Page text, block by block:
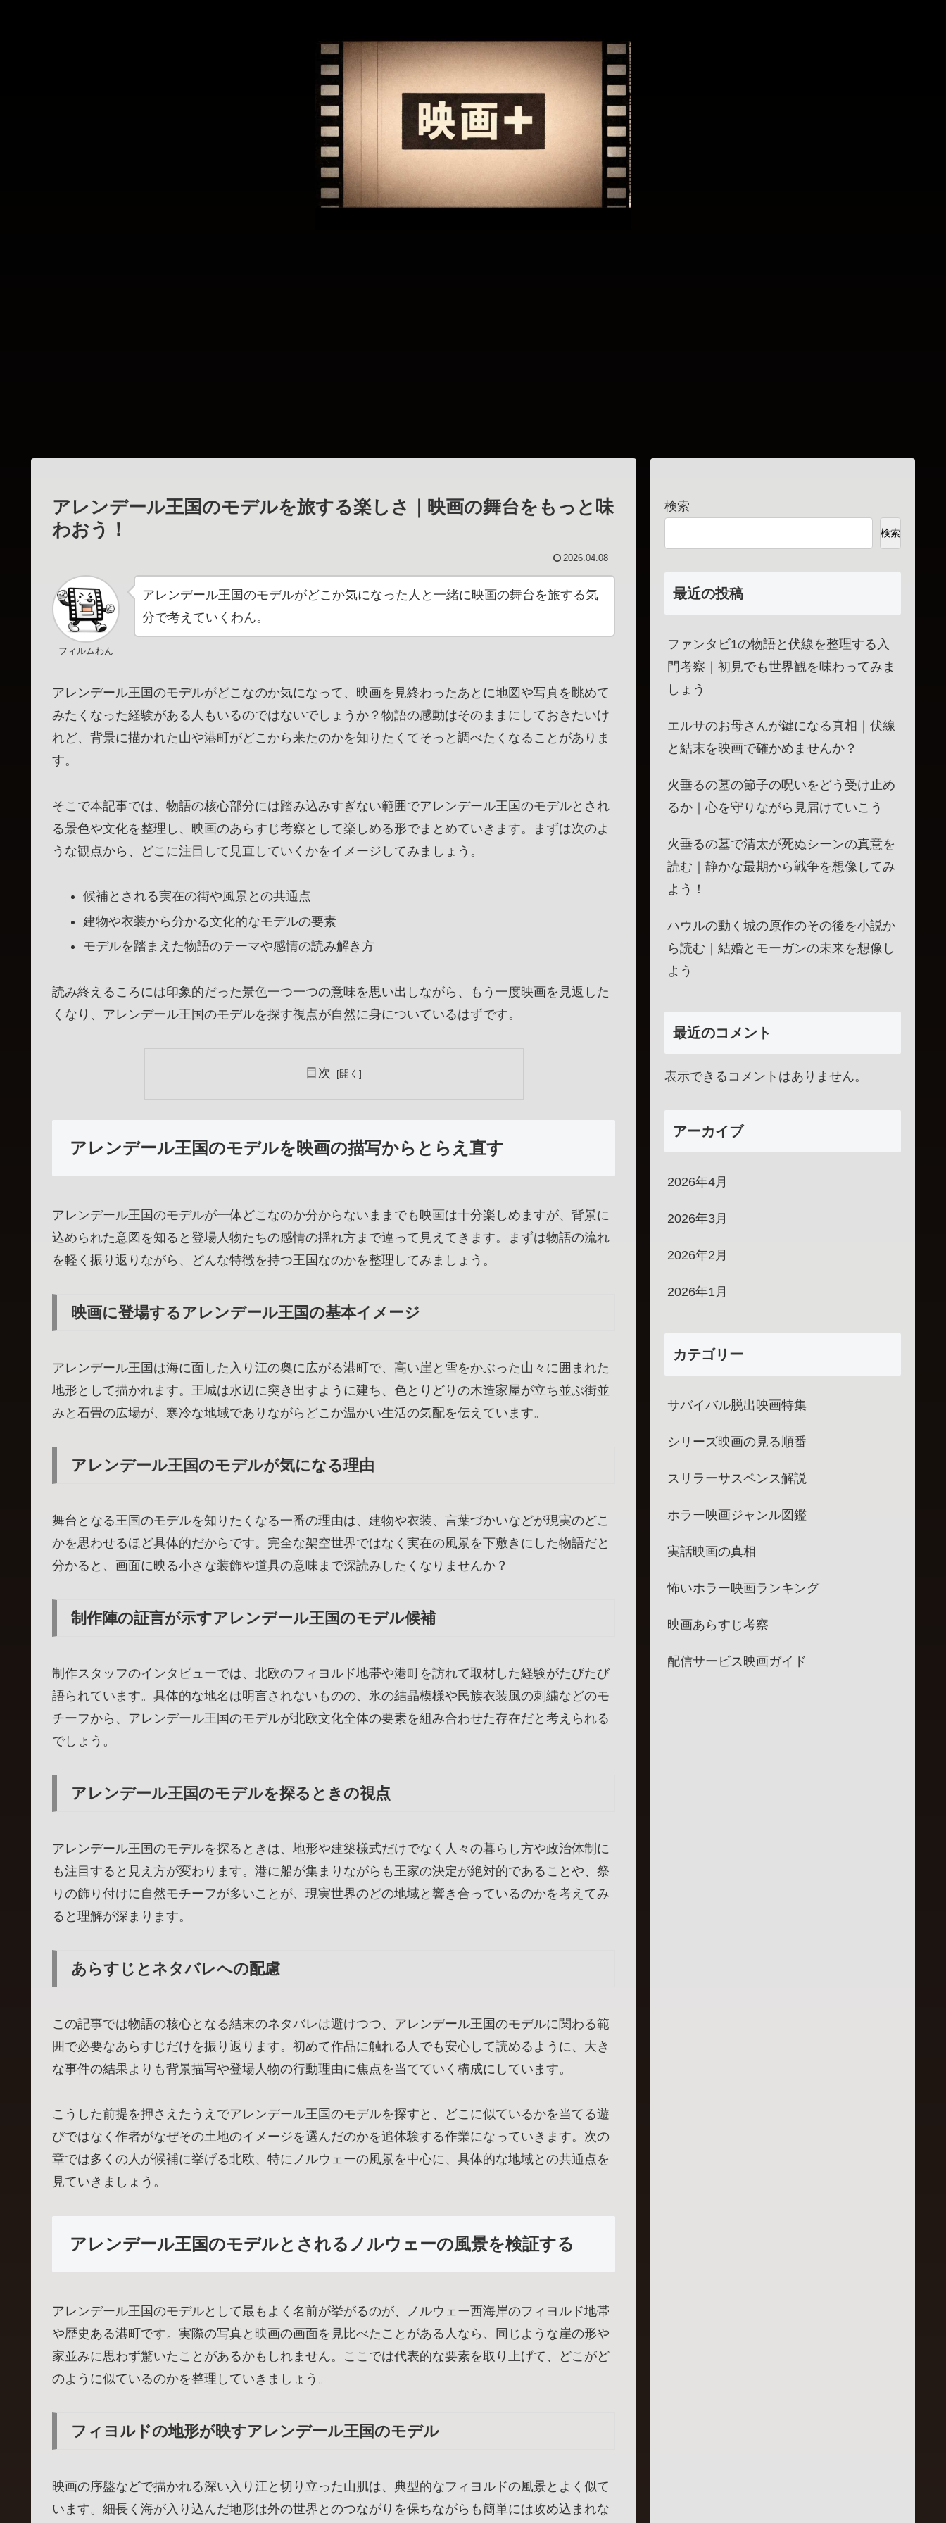
アレンデール王国のモデルを旅する楽しさ｜映画の舞台をもっと味
わおう！
2026.04.08
フィルムわん
アレンデール王国のモデルがどこか気になった人と一緒に映画の舞台を旅する気
分で考えていくわん。
アレンデール王国のモデルがどこなのか気になって、映画を見終わったあとに地図や写真を眺めて
みたくなった経験がある人もいるのではないでしょうか？物語の感動はそのままにしておきたいけ
れど、背景に描かれた山や港町がどこから来たのかを知りたくてそっと調べたくなることがありま
す。
そこで本記事では、物語の核心部分には踏み込みすぎない範囲でアレンデール王国のモデルとされ
る景色や文化を整理し、映画のあらすじ考察として楽しめる形でまとめていきます。まずは次のよ
うな観点から、どこに注目して見直していくかをイメージしてみましょう。
候補とされる実在の街や風景との共通点
建物や衣装から分かる文化的なモデルの要素
モデルを踏まえた物語のテーマや感情の読み解き方
読み終えるころには印象的だった景色一つ一つの意味を思い出しながら、もう一度映画を見返した
くなり、アレンデール王国のモデルを探す視点が自然に身についているはずです。
目次
アレンデール王国のモデルを映画の描写からとらえ直す
アレンデール王国のモデルが一体どこなのか分からないままでも映画は十分楽しめますが、背景に
込められた意図を知ると登場人物たちの感情の揺れ方まで違って見えてきます。まずは物語の流れ
を軽く振り返りながら、どんな特徴を持つ王国なのかを整理してみましょう。
映画に登場するアレンデール王国の基本イメージ
アレンデール王国は海に面した入り江の奥に広がる港町で、高い崖と雪をかぶった山々に囲まれた
地形として描かれます。王城は水辺に突き出すように建ち、色とりどりの木造家屋が立ち並ぶ街並
みと石畳の広場が、寒冷な地域でありながらどこか温かい生活の気配を伝えています。
アレンデール王国のモデルが気になる理由
舞台となる王国のモデルを知りたくなる一番の理由は、建物や衣装、言葉づかいなどが現実のどこ
かを思わせるほど具体的だからです。完全な架空世界ではなく実在の風景を下敷きにした物語だと
分かると、画面に映る小さな装飾や道具の意味まで深読みしたくなりませんか？
制作陣の証言が示すアレンデール王国のモデル候補
制作スタッフのインタビューでは、北欧のフィヨルド地帯や港町を訪れて取材した経験がたびたび
語られています。具体的な地名は明言されないものの、氷の結晶模様や民族衣装風の刺繍などのモ
チーフから、アレンデール王国のモデルが北欧文化全体の要素を組み合わせた存在だと考えられる
でしょう。
アレンデール王国のモデルを探るときの視点
アレンデール王国のモデルを探るときは、地形や建築様式だけでなく人々の暮らし方や政治体制に
も注目すると見え方が変わります。港に船が集まりながらも王家の決定が絶対的であることや、祭
りの飾り付けに自然モチーフが多いことが、現実世界のどの地域と響き合っているのかを考えてみ
ると理解が深まります。
あらすじとネタバレへの配慮
この記事では物語の核心となる結末のネタバレは避けつつ、アレンデール王国のモデルに関わる範
囲で必要なあらすじだけを振り返ります。初めて作品に触れる人でも安心して読めるように、大き
な事件の結果よりも背景描写や登場人物の行動理由に焦点を当てていく構成にしています。
こうした前提を押さえたうえでアレンデール王国のモデルを探すと、どこに似ているかを当てる遊
びではなく作者がなぜその土地のイメージを選んだのかを追体験する作業になっていきます。次の
章では多くの人が候補に挙げる北欧、特にノルウェーの風景を中心に、具体的な地域との共通点を
見ていきましょう。
アレンデール王国のモデルとされるノルウェーの風景を検証する
アレンデール王国のモデルとして最もよく名前が挙がるのが、ノルウェー西海岸のフィヨルド地帯
や歴史ある港町です。実際の写真と映画の画面を見比べたことがある人なら、同じような崖の形や
家並みに思わず驚いたことがあるかもしれません。ここでは代表的な要素を取り上げて、どこがど
のように似ているのかを整理していきましょう。
フィヨルドの地形が映すアレンデール王国のモデル
映画の序盤などで描かれる深い入り江と切り立った山肌は、典型的なフィヨルドの風景とよく似て
います。細長く海が入り込んだ地形は外の世界とのつながりを保ちながらも簡単には攻め込まれな
検索
検索
最近の投稿
ファンタビ1の物語と伏線を整理する入
門考察｜初見でも世界観を味わってみま
しょう
エルサのお母さんが鍵になる真相｜伏線
と結末を映画で確かめませんか？
火垂るの墓の節子の呪いをどう受け止め
るか｜心を守りながら見届けていこう
火垂るの墓で清太が死ぬシーンの真意を
読む｜静かな最期から戦争を想像してみ
よう！
ハウルの動く城の原作のその後を小説か
ら読む｜結婚とモーガンの未来を想像し
よう
最近のコメント
表示できるコメントはありません。
アーカイブ
2026年4月
2026年3月
2026年2月
2026年1月
カテゴリー
サバイバル脱出映画特集
シリーズ映画の見る順番
スリラーサスペンス解説
ホラー映画ジャンル図鑑
実話映画の真相
怖いホラー映画ランキング
映画あらすじ考察
配信サービス映画ガイド